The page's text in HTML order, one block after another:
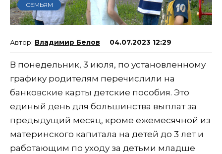
СЕМЬЯМ
Владимир Белов 04.07.2023 12:29
В понедельник, 3 июля, по установленному
графику родителям перечислили на
банковские карты детские пособия. Это
единый день для большинства выплат за
предыдущий месяц, кроме ежемесячной из
материнского капитала на детей до 3 лет и
работающим по уходу за детьми младше